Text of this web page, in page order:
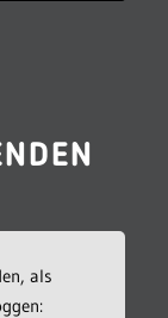
als